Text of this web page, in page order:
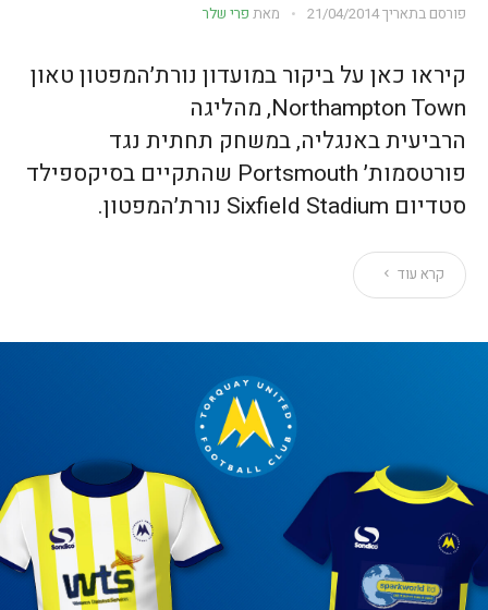
פורסם בתאריך21/04/2014 מאת פרי שלר
קיראו כאן על ביקור במועדון נורת׳המפטון טאון
Northampton Town, מהליגה
הרביעית באנגליה, במשחק תחתית נגד
פורטסמות׳ Portsmouth שהתקיים בסיקספילד
סטדיום Sixfield Stadium נורת׳המפטון.
קרא עוד